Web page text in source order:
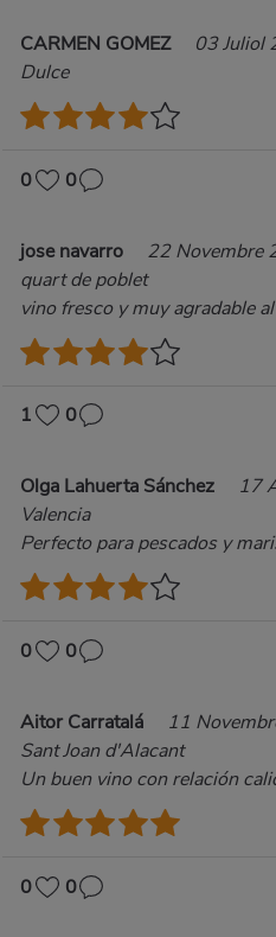
CARMEN GOMEZ
03 Juliol
Dulce
0 0
jose navarro
22 Novembre
quart de poblet
vino fresco y muy agradable
1 0
Olga Lahuerta Sánchez
17
Valencia
Perfecto para pescados y
0 0
Aitor Carratalá
11
Sant Joan d'Alacant
Un buen vino con relación
0 0